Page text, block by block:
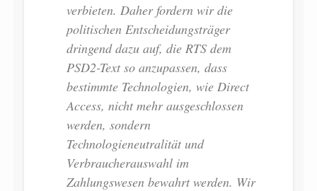
verbieten. Daher fordern wir die
politischen Entscheidungsträger
dringend dazu auf, die RTS dem
PSD2-Text so anzupassen, dass
bestimmte Technologien, wie Direct
Access, nicht mehr ausgeschlossen
werden, sondern
Technologieneutralität und
Verbraucherauswahl im
Zahlungswesen bewahrt werden. Wir